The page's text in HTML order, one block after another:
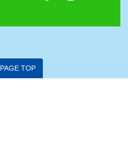
PAGE TOP